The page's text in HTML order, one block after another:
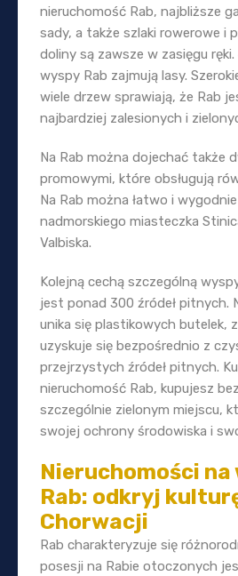
nieruchomość Rab, najbliższe
sady, a także szlaki rowerowe i
doliny są zawsze w zasięgu
wyspy Rab zajmują lasy.
wiele drzew sprawiają, że Rab
najbardziej zalesionych i
Na Rab można dojechać także
promowymi, które obsługują
Na Rab można łatwo i
nadmorskiego miasteczka
Valbiska.
Kolejną cechą szczególną
jest ponad 300 źródeł pitnych.
unika się plastikowych butelek,
uzyskuje się bezpośrednio z
przejrzystych źródeł pitnych.
nieruchomość Rab, kupujesz
szczególnie zielonym miejscu,
swojej ochrony środowiska i
Nieruchomości na
Rab: odkryj
Chorwacji
Rab charakteryzuje się
posesji na Rabie otoczonych